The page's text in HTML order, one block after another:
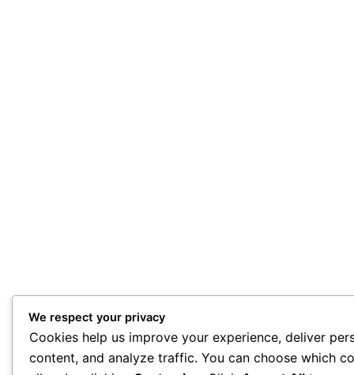
We respect your privacy
Cookies help us improve your experience, deliver
content, and analyze traffic. You can choose which